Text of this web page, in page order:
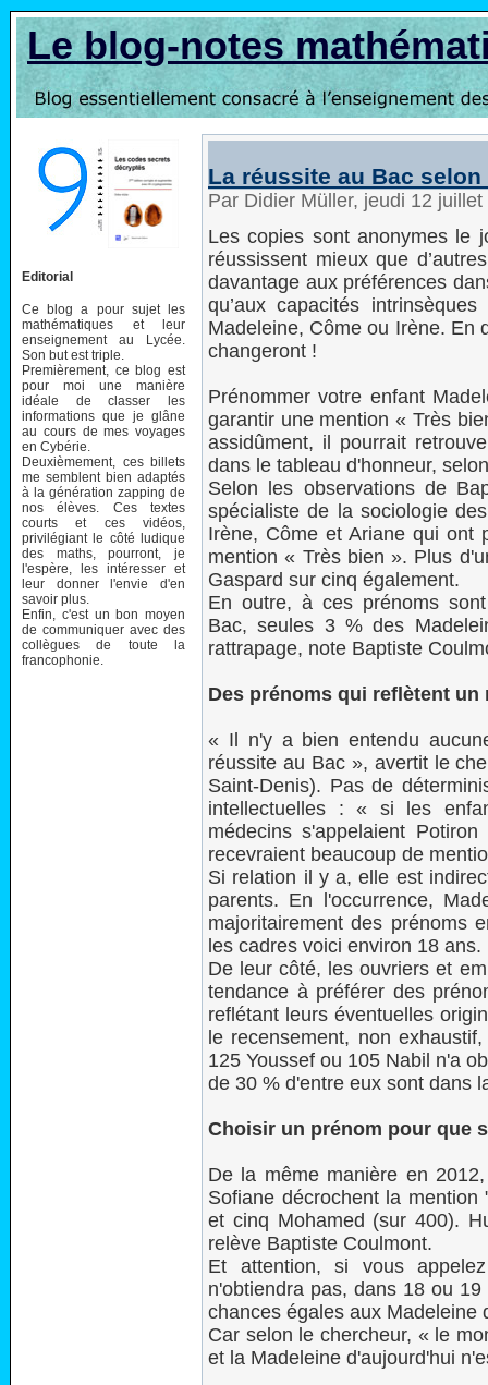
Le blog-notes
Editorial
Ce blog a pour sujet les
mathématiques et leur
enseignement au Lycée.
Son but est triple.
Premièrement, ce blog est
pour moi une manière
idéale de classer les
informations que je glâne
au cours de mes voyages
en Cybérie.
Deuxièmement, ces billets
me semblent bien adaptés
à la génération zapping de
nos élèves. Ces textes
courts et ces vidéos,
privilégiant le côté ludique
des maths, pourront, je
l'espère, les intéresser et
leur donner l'envie d'en
savoir plus.
Enfin, c'est un bon moyen
de communiquer avec des
collègues de toute la
francophonie.
La réussite au Bac
Par Didier Müller, jeudi 12
Les copies sont anonymes le
réussissent mieux que
davantage aux préférences
qu’aux capacités
Madeleine, Côme ou Irène. En
changeront !
Prénommer votre enfant
garantir une mention « Très
assidûment, il pourrait
dans le tableau d'honneur,
Selon les observations de
spécialiste de la sociologie
Irène, Côme et Ariane qui ont
mention « Très bien ». Plus
Gaspard sur cinq également.
En outre, à ces prénoms
Bac, seules 3 % des
rattrapage, note Baptiste
Des prénoms qui reflètent un
« Il n'y a bien entendu
réussite au Bac », avertit le
Saint-Denis). Pas de
intellectuelles : « si les
médecins s'appelaient
recevraient beaucoup de
Si relation il y a, elle est
parents. En l'occurrence,
majoritairement des prénoms
les cadres voici environ 18 ans.
De leur côté, les ouvriers et
tendance à préférer des
reflétant leurs éventuelles
le recensement, non
125 Youssef ou 105 Nabil n'a
de 30 % d'entre eux sont dans
Choisir un prénom pour que
De la même manière en
Sofiane décrochent la
et cinq Mohamed (sur 400).
relève Baptiste Coulmont.
Et attention, si vous
n'obtiendra pas, dans 18 ou
chances égales aux Madeleine
Car selon le chercheur, « le
et la Madeleine d'aujourd'hui